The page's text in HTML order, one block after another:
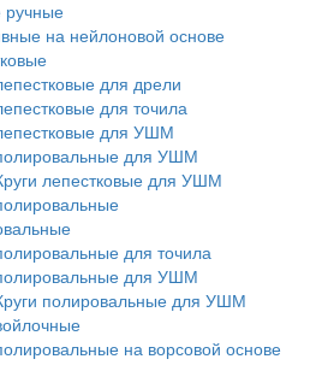
ручные
на нейлоновой основе
для дрели
для точила
для УШМ
для УШМ
лепестковые для УШМ
для точила
для УШМ
полировальные для УШМ
на ворсовой основе